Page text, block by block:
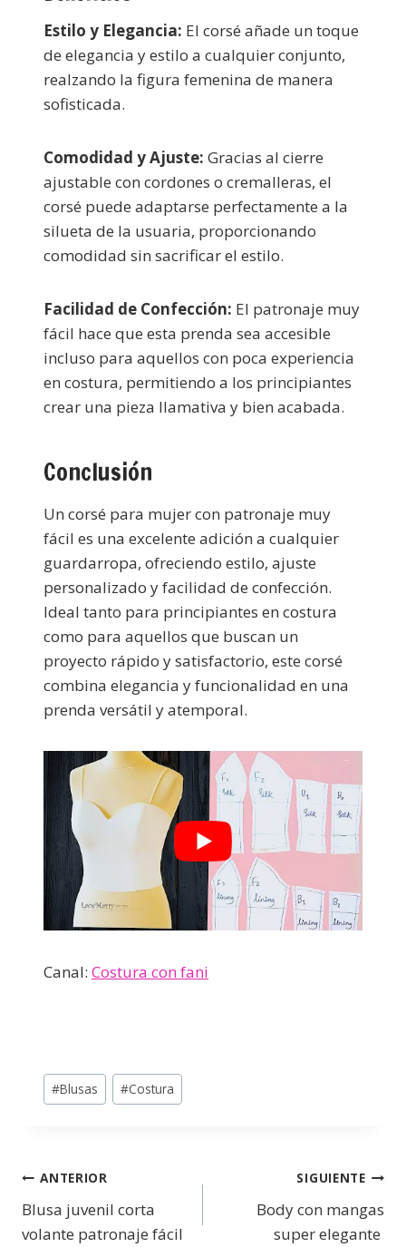
Estilo y Elegancia: El corsé añade un toque
de elegancia y estilo a cualquier conjunto,
realzando la figura femenina de manera
sofisticada.
Comodidad y Ajuste: Gracias al cierre
ajustable con cordones o cremalleras, el
corsé puede adaptarse perfectamente a la
silueta de la usuaria, proporcionando
comodidad sin sacrificar el estilo.
Facilidad de Confección: El patronaje muy
fácil hace que esta prenda sea accesible
incluso para aquellos con poca experiencia
en costura, permitiendo a los principiantes
crear una pieza llamativa y bien acabada.
Conclusión
Un corsé para mujer con patronaje muy
fácil es una excelente adición a cualquier
guardarropa, ofreciendo estilo, ajuste
personalizado y facilidad de confección.
Ideal tanto para principiantes en costura
como para aquellos que buscan un
proyecto rápido y satisfactorio, este corsé
combina elegancia y funcionalidad en una
prenda versátil y atemporal.
Canal: Costura con fani
#Blusas #Costura
ANTERIOR
Blusa juvenil corta
volante patronaje fácil
SIGUIENTE
Body con mangas
super elegante